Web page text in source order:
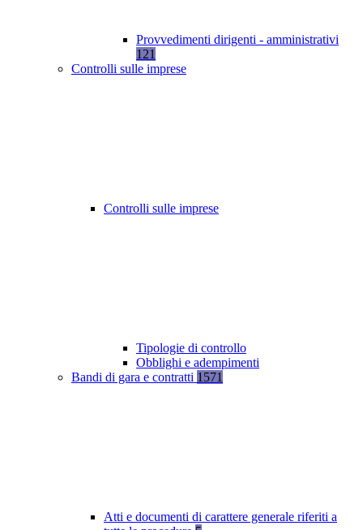
Provvedimenti dirigenti - amministrativi
121
Controlli sulle imprese
Controlli sulle imprese
Tipologie di controllo
Obblighi e adempimenti
Bandi di gara e contratti 1571
Atti e documenti di carattere generale riferiti a